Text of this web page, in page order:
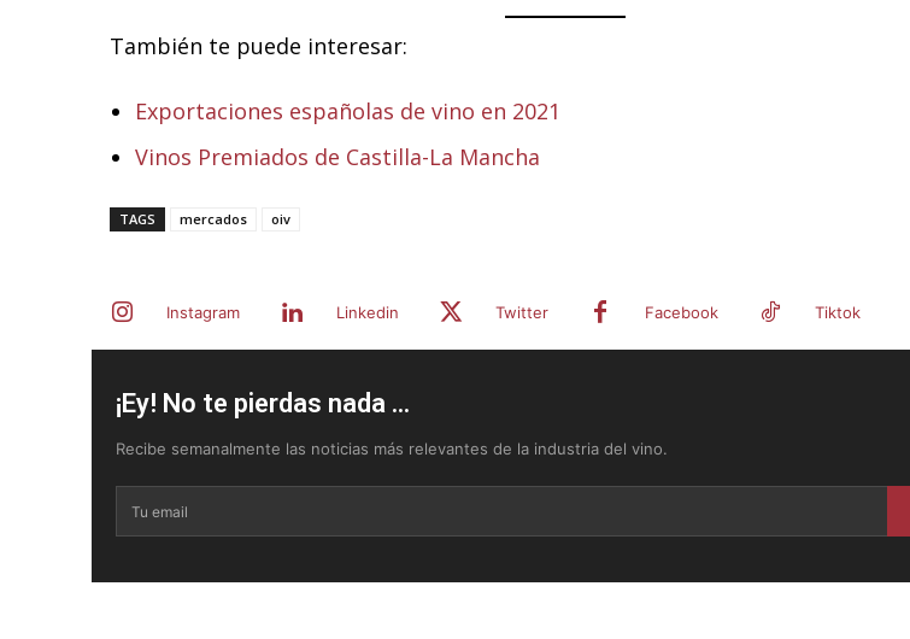
También te puede interesar:
Exportaciones españolas de vino en 2021
Vinos Premiados de Castilla-La Mancha
TAGS mercados oiv
Instagram Linkedin Twitter Facebook Tiktok
¡Ey! No te pierdas nada ...
Recibe semanalmente las noticias más relevantes de la industria del vino.